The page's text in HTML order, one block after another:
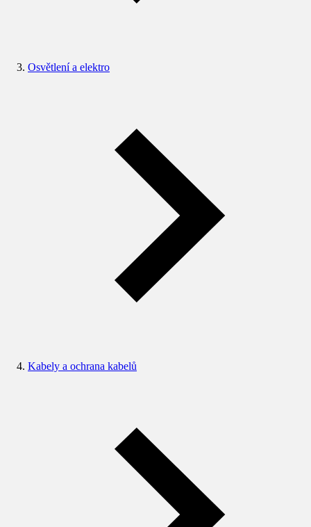
Osvětlení a elektro
Kabely a ochrana kabelů